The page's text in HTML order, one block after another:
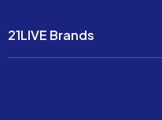
21LIVE Brands